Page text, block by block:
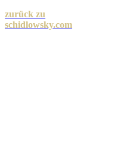
zurück zu
schidlowsky.com